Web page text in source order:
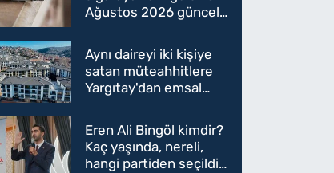
Ağustos 2026 güncel
oldu
Aynı daireyi iki kişiye
satan müteahhitlere
Yargıtay'dan emsal
Eren Ali Bingöl kimdir?
Kaç yaşında, nereli,
hangi partiden seçildi?